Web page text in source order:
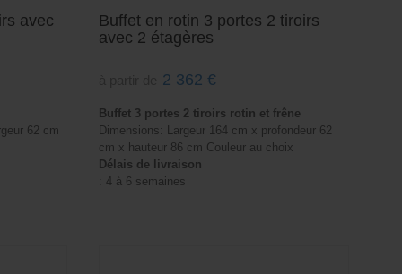
avec
62 cm
Buffet en rotin 3 portes 2 tiroirs
avec 2 étagères
2 362 €
Buffet 3 portes 2 tiroirs rotin et frêne
Dimensions: Largeur 164 cm x profondeur 62
cm x hauteur 86 cm Couleur au choix
Délais de livraison
: 4 à 6 semaines